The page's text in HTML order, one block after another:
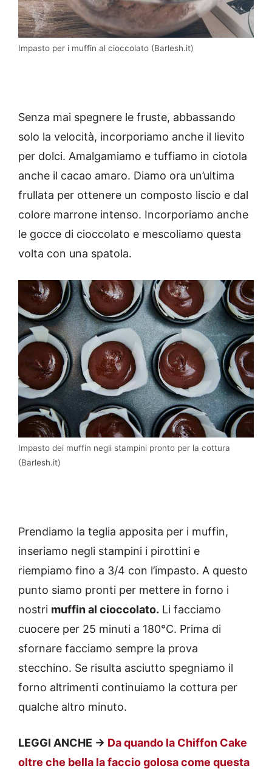
Impasto per i muffin al cioccolato (Barlesh.it)
Senza mai spegnere le fruste, abbassando
solo la velocità, incorporiamo anche il lievito
per dolci. Amalgamiamo e tuffiamo in ciotola
anche il cacao amaro. Diamo ora un’ultima
frullata per ottenere un composto liscio e dal
colore marrone intenso. Incorporiamo anche
le gocce di cioccolato e mescoliamo questa
volta con una spatola.
Impasto dei muffin negli stampini pronto per la cottura
(Barlesh.it)
Prendiamo la teglia apposita per i muffin,
inseriamo negli stampini i pirottini e
riempiamo fino a 3/4 con l’impasto. A questo
punto siamo pronti per mettere in forno i
nostri muffin al cioccolato. Li facciamo
cuocere per 25 minuti a 180°C. Prima di
sfornare facciamo sempre la prova
stecchino. Se risulta asciutto spegniamo il
forno altrimenti continuiamo la cottura per
qualche altro minuto.
LEGGI ANCHE -> Da quando la Chiffon Cake
oltre che bella la faccio golosa come questa